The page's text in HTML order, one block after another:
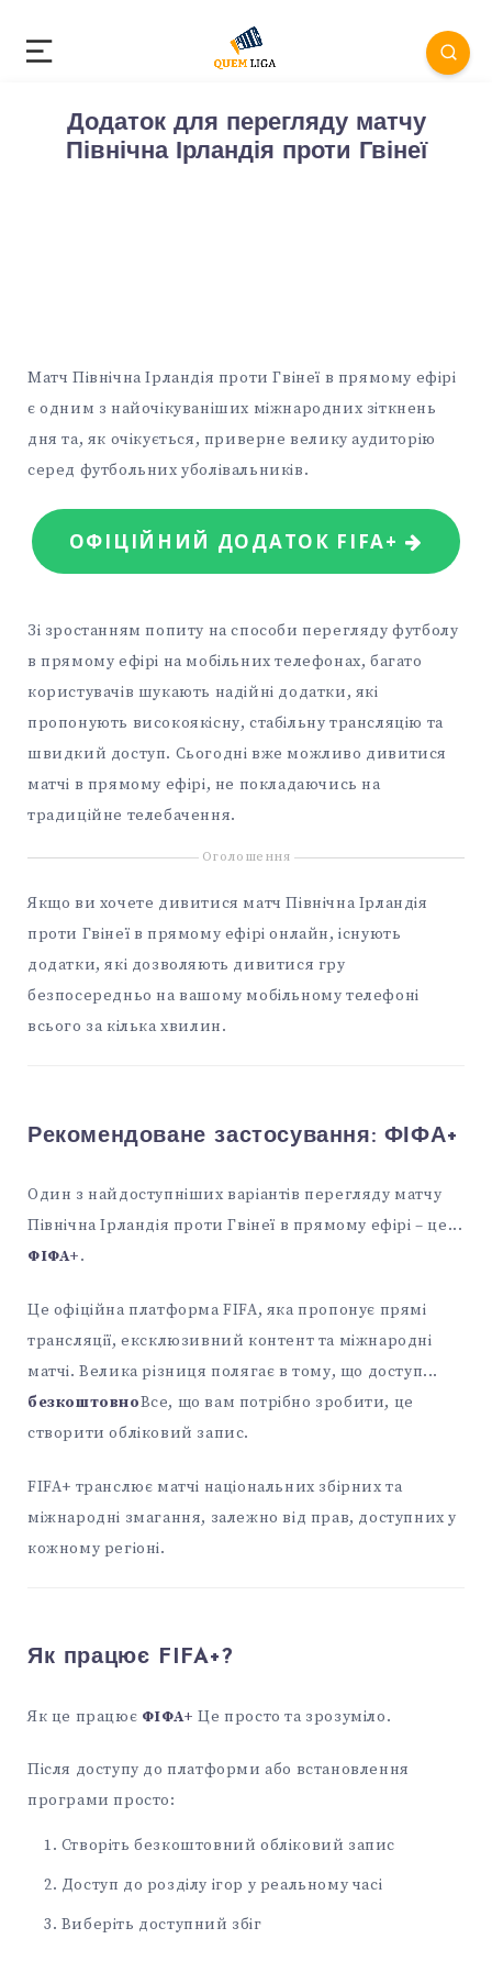
Додаток для перегляду матчу
Північна Ірландія проти Гвінеї
Матч Північна Ірландія проти Гвінеї в прямому ефірі
є одним з найочікуваніших міжнародних зіткнень
дня та, як очікується, приверне велику аудиторію
серед футбольних уболівальників.
ОФІЦІЙНИЙ ДОДАТОК FIFA+
Зі зростанням попиту на способи перегляду футболу
в прямому ефірі на мобільних телефонах, багато
користувачів шукають надійні додатки, які
пропонують високоякісну, стабільну трансляцію та
швидкий доступ. Сьогодні вже можливо дивитися
матчі в прямому ефірі, не покладаючись на
традиційне телебачення.
Оголошення
Якщо ви хочете дивитися матч Північна Ірландія
проти Гвінеї в прямому ефірі онлайн, існують
додатки, які дозволяють дивитися гру
безпосередньо на вашому мобільному телефоні
всього за кілька хвилин.
Рекомендоване застосування: ФІФА+
Один з найдоступніших варіантів перегляду матчу
Північна Ірландія проти Гвінеї в прямому ефірі – це...
ФІФА+.
Це офіційна платформа FIFA, яка пропонує прямі
трансляції, ексклюзивний контент та міжнародні
матчі. Велика різниця полягає в тому, що доступ...
безкоштовноВсе, що вам потрібно зробити, це
створити обліковий запис.
FIFA+ транслює матчі національних збірних та
міжнародні змагання, залежно від прав, доступних у
кожному регіоні.
Як працює FIFA+?
Як це працює ФІФА+ Це просто та зрозуміло.
Після доступу до платформи або встановлення
програми просто:
Створіть безкоштовний обліковий запис
Доступ до розділу ігор у реальному часі
Виберіть доступний збіг